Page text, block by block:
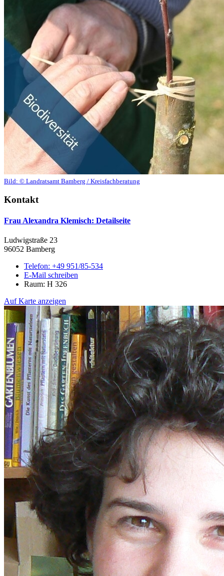
Bild: © Landratsamt Bamberg / Kreisfachberatung
Kontakt
Frau Alexandra Klemisch: Detailseite
Ludwigstraße 23
96052 Bamberg
Telefon: +49 951/85-534
E-Mail schreiben
Raum: H 326
Auf Karte anzeigen